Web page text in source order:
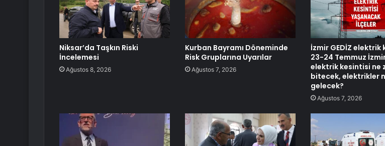
Niksar’da Taşkın Riski
İncelemesi
Ağustos 8, 2026
Kurban Bayramı Döneminde
Risk Gruplarına Uyarılar
Ağustos 7, 2026
İzmir GEDİZ elektrik
23-24 Temmuz
elektrik kesintisi ne
bitecek, elektrikler
gelecek?
Ağustos 7, 2026